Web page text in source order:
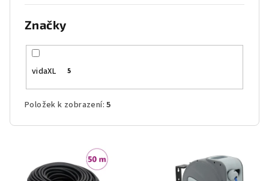
Značky
vidaXL 5
Položek k zobrazení:5